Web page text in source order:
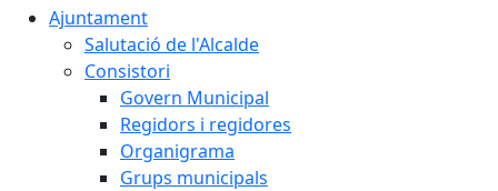
Ajuntament
Salutació de l'Alcalde
Consistori
Govern Municipal
Regidors i regidores
Organigrama
Grups municipals